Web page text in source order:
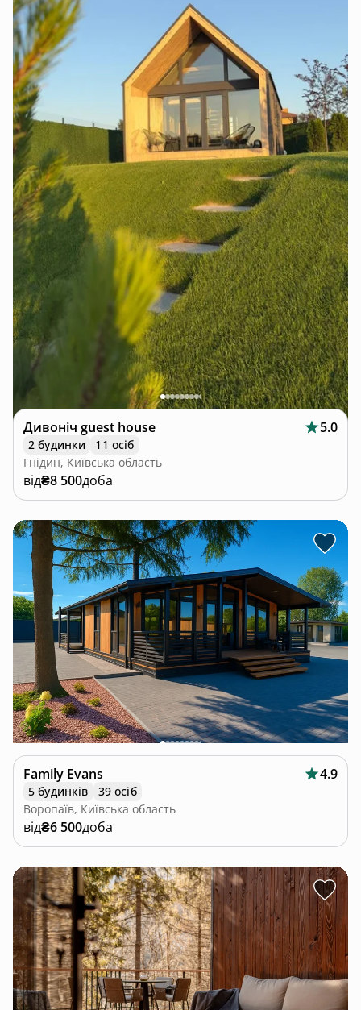
Дивоніч guest house 5.0
2 будинки
11 осіб
Гнідин, Київська область
від₴8 500доба
Family Evans 4.9
5 будинків
39 осіб
Воропаїв, Київська область
від₴6 500доба